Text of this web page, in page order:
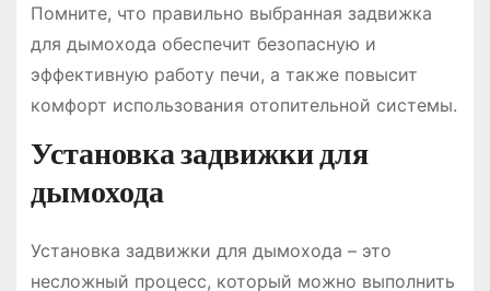
Помните, что правильно выбранная задвижка
для дымохода обеспечит безопасную и
эффективную работу печи, а также повысит
комфорт использования отопительной системы.
Установка задвижки для
дымохода
Установка задвижки для дымохода – это
несложный процесс, который можно выполнить